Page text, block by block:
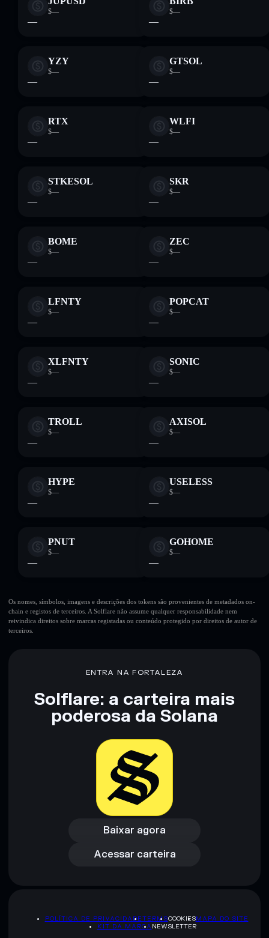
$—
—
$—
—
YZY
$—
—
GTSOL
$—
—
RTX
$—
—
WLFI
$—
—
STKESOL
$—
—
SKR
$—
—
BOME
$—
—
ZEC
$—
—
LFNTY
$—
—
POPCAT
$—
—
XLFNTY
$—
—
SONIC
$—
—
TROLL
$—
—
AXISOL
$—
—
HYPE
$—
—
USELESS
$—
—
PNUT
$—
—
GOHOME
$—
—
Os nomes, símbolos, imagens e descrições dos tokens são provenientes de metadados on-
chain e registos de terceiros. A Solflare não assume qualquer responsabilidade nem
reivindica direitos sobre marcas registadas ou conteúdo protegido por direitos de autor de
terceiros.
ENTRA NA FORTALEZA
Solflare: a carteira mais
poderosa da Solana
Baixar agora
Baixar agora
Acessar carteira
Acessar carteira
POLÍTICA DE PRIVACIDADETERMSCOOKIESMAPA DO SITE
KIT DA MARCA NEWSLETTER